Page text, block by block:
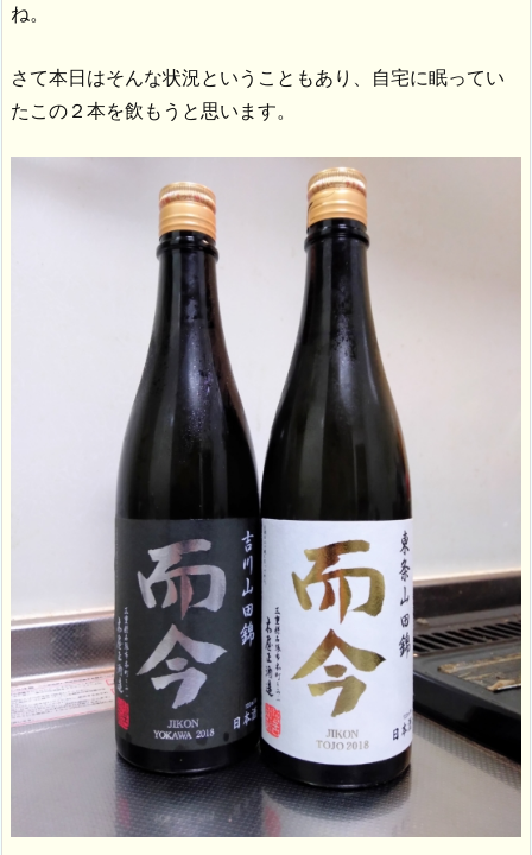
ね。
さて本日はそんな状況ということもあり、自宅に眠ってい
たこの２本を飲もうと思います。